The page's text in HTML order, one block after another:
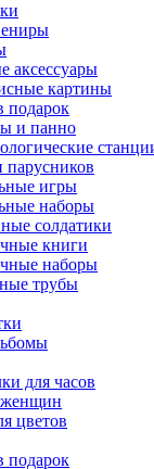
аксессуары
картины
подарок
и панно
игры
наборы
солдатики
книги
наборы
трубы
для часов
женщин
цветов
подарок